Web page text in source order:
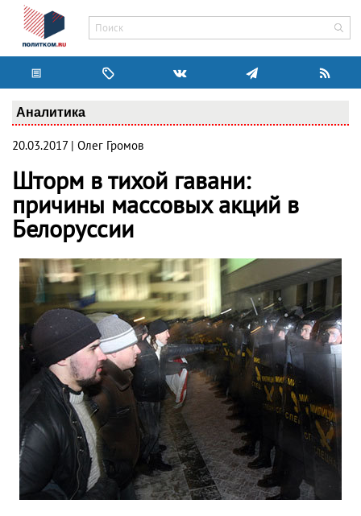
Аналитика
20.03.2017 | Олег Громов
Шторм в тихой гавани:
причины массовых акций в
Белоруссии